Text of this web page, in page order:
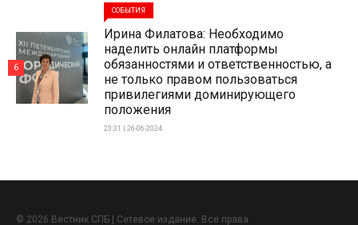
СОБЫТИЯ
Ирина Филатова: Необходимо
наделить онлайн платформы
обязанностями и ответственностью, а
не только правом пользоваться
привилегиями доминирующего
положения
23:31 | 26-06-2024
6
© 2026 Вестник СПБ | Сетевое издание. Все права